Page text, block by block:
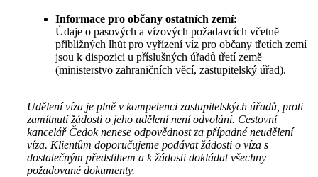
Informace pro občany ostatních zemí:
Údaje o pasových a vízových požadavcích včetně
přibližných lhůt pro vyřízení víz pro občany třetích zemí
jsou k dispozici u příslušných úřadů třetí země
(ministerstvo zahraničních věcí, zastupitelský úřad).
Udělení víza je plně v kompetenci zastupitelských úřadů, proti
zamítnutí žádosti o jeho udělení není odvolání. Cestovní
kancelář Čedok nenese odpovědnost za případné neudělení
víza. Klientům doporučujeme podávat žádosti o víza s
dostatečným předstihem a k žádosti dokládat všechny
požadované dokumenty.